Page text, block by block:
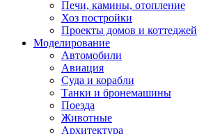
Печи, камины, отопление
Хоз постройки
Проекты домов и коттеджей
Моделирование
Автомобили
Авиация
Суда и корабли
Танки и бронемашины
Поезда
Животные
Архитектура